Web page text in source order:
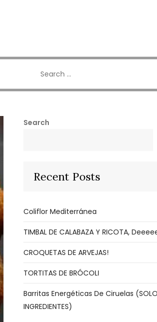
for:
Search
Recent Posts
Coliflor Mediterránea
TIMBAL DE CALABAZA Y RICOTA,
CROQUETAS DE ARVEJAS!
TORTITAS DE BRÓCOLI
Barritas Energéticas De Ciruelas
INGREDIENTES)